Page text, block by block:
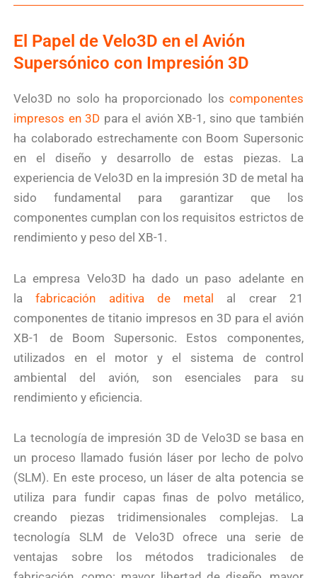
El Papel de Velo3D en el Avión
Supersónico con Impresión 3D
Velo3D no solo ha proporcionado los componentes
impresos en 3D para el avión XB-1, sino que también
ha colaborado estrechamente con Boom Supersonic
en el diseño y desarrollo de estas piezas. La
experiencia de Velo3D en la impresión 3D de metal ha
sido fundamental para garantizar que los
componentes cumplan con los requisitos estrictos de
rendimiento y peso del XB-1.
La empresa Velo3D ha dado un paso adelante en
la
fabricación aditiva de metal al crear 21
componentes de titanio impresos en 3D para el avión
XB-1 de Boom Supersonic. Estos componentes,
utilizados en el motor y el sistema de control
ambiental del avión, son esenciales para su
rendimiento y eficiencia.
La tecnología de impresión 3D de Velo3D se basa en
un proceso llamado fusión láser por lecho de polvo
(SLM). En este proceso, un láser de alta potencia se
utiliza para fundir capas finas de polvo metálico,
creando piezas tridimensionales complejas. La
tecnología SLM de Velo3D ofrece una serie de
ventajas sobre los métodos tradicionales de